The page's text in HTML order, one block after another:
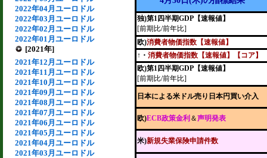
2022年04月ユーロドル
2022年03月ユーロドル
2022年02月ユーロドル
2022年01月ユーロドル
[2021年]
2021年12月ユーロドル
2021年11月ユーロドル
2021年10月ユーロドル
2021年09月ユーロドル
2021年08月ユーロドル
2021年07月ユーロドル
2021年06月ユーロドル
2021年05月ユーロドル
2021年04月ユーロドル
2021年03月ユーロドル
独)第1四半期GDP【速報値】
[前期比/前年比]
欧)消費者物価指数【速報値】
↑・ 消費者物価指数【速報値】【コア】
欧)第1四半期GDP【速報値】
[前期比/前年比]
日本による米ドル売り日本円買い介入
欧)ECB政策金利 ＆声明発表
米)新規失業保険申請件数